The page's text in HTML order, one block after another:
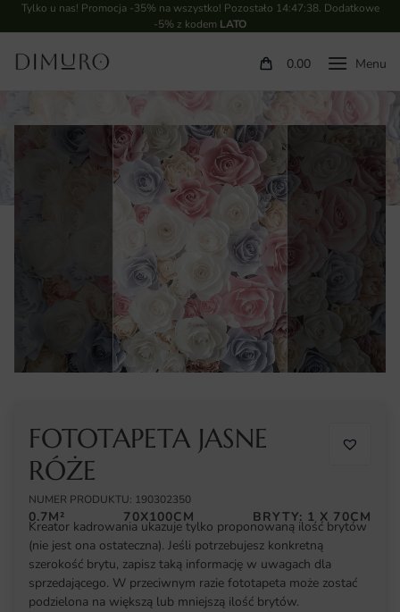
Tylko u nas! Promocja -35% na wszystko! Pozostało 14:47:38. Dodatkowe
-5% z kodem LATO
0.00
FOTOTAPETA JASNE
RÓŻE
NUMER PRODUKTU: 190302350
0.7M² 70X100CM BRYTY: 1 X 70CM
Kreator kadrowania ukazuje tylko proponowaną ilość brytów
(nie jest ona ostateczna). Jeśli potrzebujesz konkretną
szerokość brytu, zapisz taką informację w uwagach dla
sprzedającego. W przeciwnym razie fototapeta może zostać
podzielona na większą lub mniejszą ilość brytów.